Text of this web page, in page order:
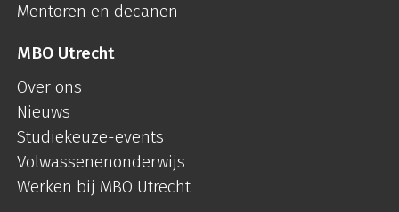
Mentoren en decanen
MBO Utrecht
Over ons
Nieuws
Studiekeuze-events
Volwassenenonderwijs
Werken bij MBO Utrecht